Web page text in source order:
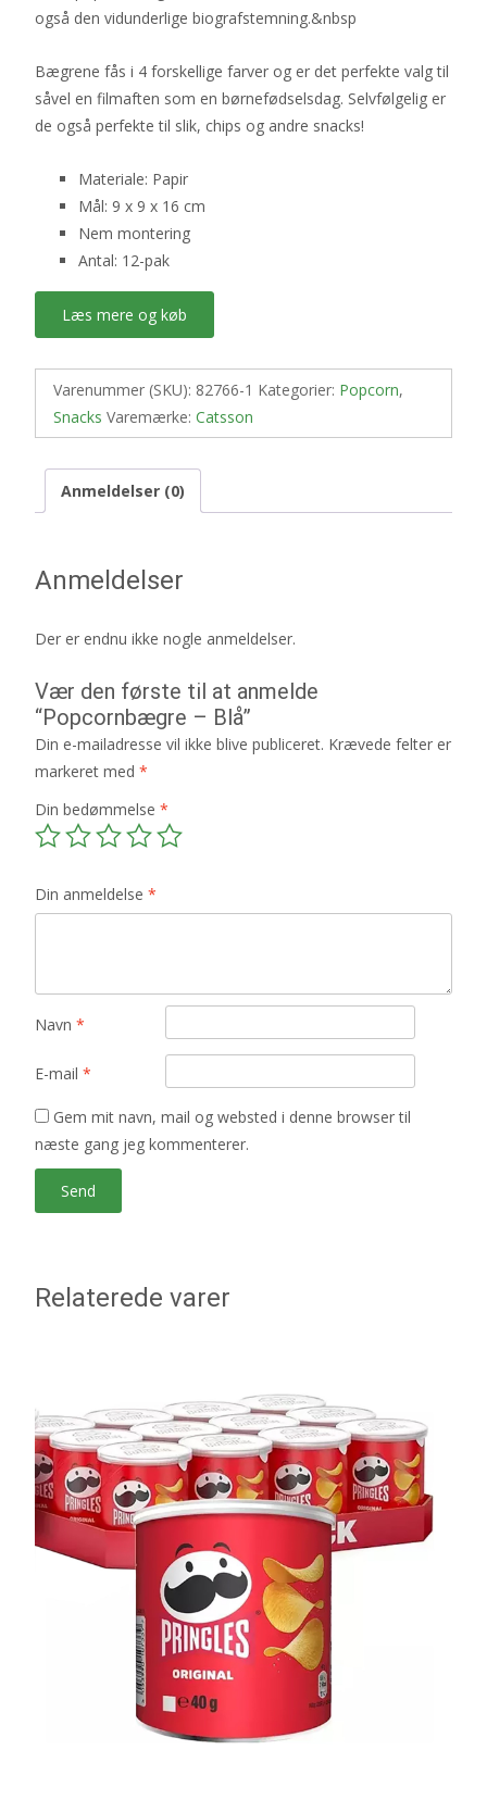
også den vidunderlige biografstemning.&nbsp
Bægrene fås i 4 forskellige farver og er det perfekte valg til
såvel en filmaften som en børnefødselsdag. Selvfølgelig er
de også perfekte til slik, chips og andre snacks!
Materiale: Papir
Mål: 9 x 9 x 16 cm
Nem montering
Antal: 12-pak
Læs mere og køb
Varenummer (SKU): 82766-1 Kategorier: Popcorn,
Snacks Varemærke: Catsson
Anmeldelser (0)
Anmeldelser
Der er endnu ikke nogle anmeldelser.
Vær den første til at anmelde
“Popcornbægre – Blå”
Din e-mailadresse vil ikke blive publiceret. Krævede felter er
markeret med *
Din bedømmelse *
Din anmeldelse *
Navn *
E-mail *
Gem mit navn, mail og websted i denne browser til
næste gang jeg kommenterer.
Relaterede varer